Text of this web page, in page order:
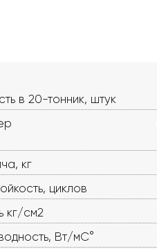
в 20-тонник, штук
кг
циклов
кг/см2
Вт/мС°